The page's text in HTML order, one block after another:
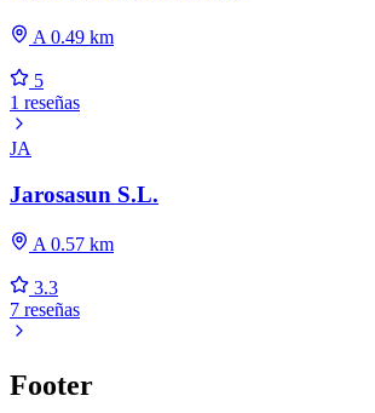
A 0.49 km
5
1 reseñas
JA
Jarosasun S.L.
A 0.57 km
3.3
7 reseñas
Footer